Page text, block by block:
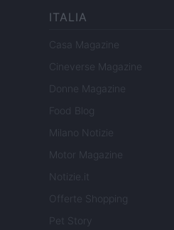
ITALIA
Casa Magazine
Cineverse Magazine
Donne Magazine
Food Blog
Milano Notizie
Motor Magazine
Notizie.it
Offerte Shopping
Pet Story